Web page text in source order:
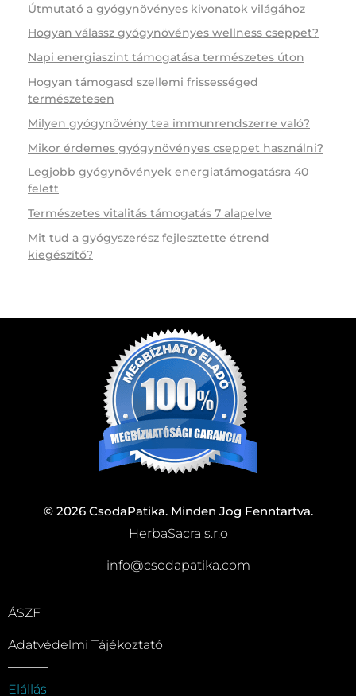
Útmutató a gyógynövényes kivonatok világához
Hogyan válassz gyógynövényes wellness cseppet?
Napi energiaszint támogatása természetes úton
Hogyan támogasd szellemi frissességed
természetesen
Milyen gyógynövény tea immunrendszerre való?
Mikor érdemes gyógynövényes cseppet használni?
Legjobb gyógynövények energiatámogatásra 40
felett
Természetes vitalitás támogatás 7 alapelve
Mit tud a gyógyszerész fejlesztette étrend
kiegészítő?
© 2026 CsodaPatika. Minden Jog Fenntartva.
HerbaSacra s.r.o
info@csodapatika.com
ÁSZF
Adatvédelmi Tájékoztató
Elállás